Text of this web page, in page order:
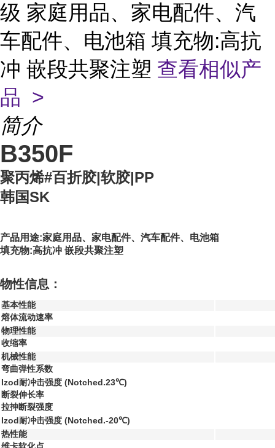
级 家庭用品、家电配件、汽
车配件、电池箱 填充物:高抗
冲 嵌段共聚注塑 查看相似产
品 >
简介
B350F
聚丙烯#百折胶|软胶|PP
韩国SK
产品用途:家庭用品、家电配件、汽车配件、电池箱
填充物:高抗冲 嵌段共聚注塑
物性信息：
基本性能
熔体流动速率
物理性能
收缩率
机械性能
弯曲弹性系数
Izod耐冲击强度 (Notched.23℃)
断裂伸长率
拉抻断裂强度
Izod耐冲击强度 (Notched.-20℃)
热性能